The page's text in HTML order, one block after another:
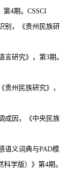
第4期。 CSSCI
别，《贵州民族研
言研究》，第3期。
贵州民族研究》，
成因，《中央民族
语义词典与PAD模
科学版）》第4期。